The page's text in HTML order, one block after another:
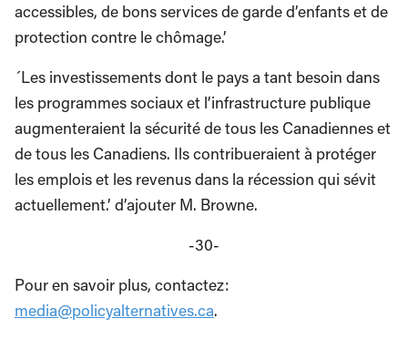
accessibles, de bons services de garde d’enfants et de
protection contre le chômage.’
´Les investissements dont le pays a tant besoin dans
les programmes sociaux et l’infrastructure publique
augmenteraient la sécurité de tous les Canadiennes et
de tous les Canadiens. Ils contribueraient à protéger
les emplois et les revenus dans la récession qui sévit
actuellement.’ d’ajouter M. Browne.
-30-
Pour en savoir plus, contactez:
media@policyalternatives.ca.